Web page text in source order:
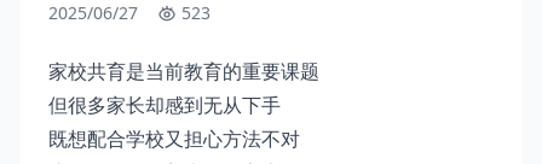
2025/06/27 523
家校共育是当前教育的重要课题
但很多家长却感到无从下手
既想配合学校又担心方法不对